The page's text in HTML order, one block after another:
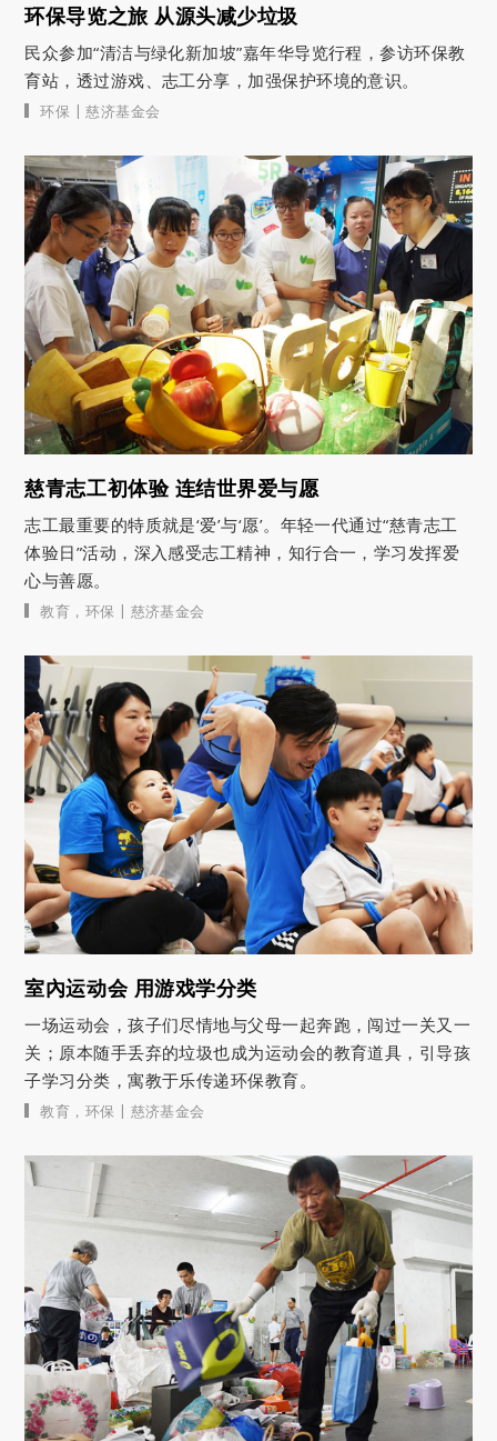
环保导览之旅 从源头减少垃圾
民众参加“清洁与绿化新加坡”嘉年华导览行程，参访环保教
育站，透过游戏、志工分享，加强保护环境的意识。
环保 | 慈济基金会
慈青志工初体验 连结世界爱与愿
志工最重要的特质就是‘爱’与‘愿’。年轻一代通过“慈青志工
体验日”活动，深入感受志工精神，知行合一，学习发挥爱
心与善愿。
教育 ， 环保 | 慈济基金会
室內运动会 用游戏学分类
一场运动会，孩子们尽情地与父母一起奔跑，闯过一关又一
关；原本随手丢弃的垃圾也成为运动会的教育道具，引导孩
子学习分类，寓教于乐传递环保教育。
教育 ， 环保 | 慈济基金会